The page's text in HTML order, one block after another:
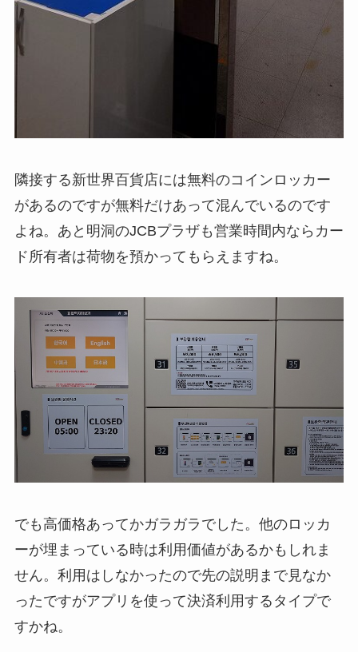
隣接する新世界百貨店には無料のコインロッカー
があるのですが無料だけあって混んでいるのです
よね。あと明洞のJCBプラザも営業時間内ならカー
ド所有者は荷物を預かってもらえますね。
でも高価格あってかガラガラでした。他のロッカ
ーが埋まっている時は利用価値があるかもしれま
せん。利用はしなかったので先の説明まで見なか
ったですがアプリを使って決済利用するタイプで
すかね。